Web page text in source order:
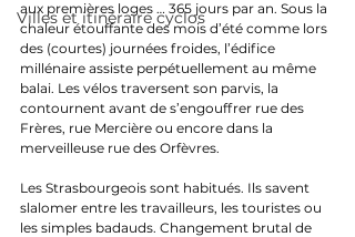
Villes et itinéraire cyclos
aux premières loges … 365 jours par an. Sous la
chaleur étouffante des mois d’été comme lors
des (courtes) journées froides, l’édifice
millénaire assiste perpétuellement au même
balai. Les vélos traversent son parvis, la
contournent avant de s’engouffrer rue des
Frères, rue Mercière ou encore dans la
merveilleuse rue des Orfèvres.
Les Strasbourgeois sont habitués. Ils savent
slalomer entre les travailleurs, les touristes ou
les simples badauds. Changement brutal de